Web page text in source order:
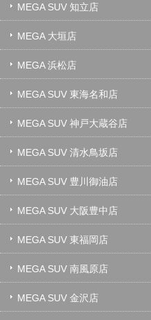
MEGA SUV 知立店
MEGA 大垣店
MEGA 浜松店
MEGA SUV 東海名和店
MEGA SUV 神戸大蔵谷店
MEGA SUV 清水鳥坂店
MEGA SUV 豊川御油店
MEGA SUV 大阪豊中店
MEGA SUV 東福岡店
MEGA SUV 南風原店
MEGA SUV 金沢店